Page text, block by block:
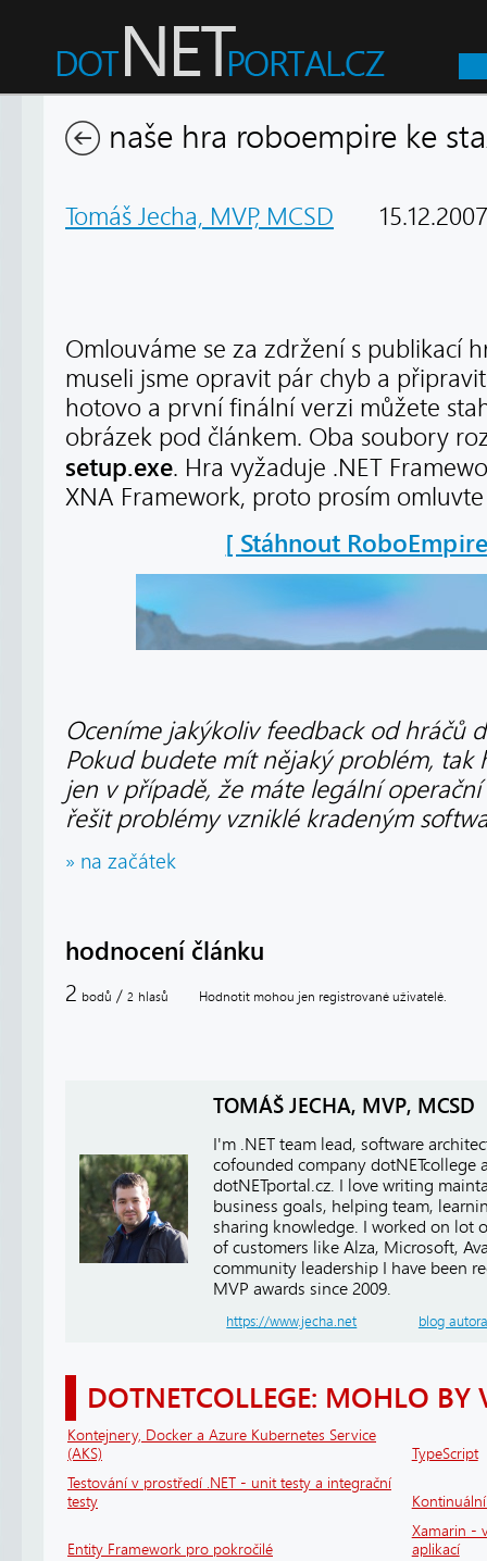
naše hra roboempire ke
Tomáš Jecha, MVP, MCSD 15.12.2007
Omlouváme se za zdržení s publikací
museli jsme opravit pár chyb a
hotovo a první finální verzi můžete
obrázek pod článkem. Oba soubory
setup.exe. Hra vyžaduje .NET
XNA Framework, proto prosím
[ Stáhnout
Oceníme jakýkoliv feedback od hráčů
Pokud budete mít nějaký problém, tak
jen v případě, že máte legální
řešit problémy vzniklé kradeným
» na začátek
hodnocení článku
2 bodů / 2 hlasů Hodnotit mohou jen registrované uživatelé.
TOMÁŠ JECHA, MVP, MCSD
I'm .NET team lead, software
cofounded company
dotNETportal.cz. I love writing
business goals, helping team,
sharing knowledge. I worked on lot
of customers like Alza, Microsoft,
community leadership I have been
MVP awards since 2009.
https://www.jecha.net blog autora
DOTNETCOLLEGE: MOHLO BY
Kontejnery, Docker a Azure Kubernetes Service
(AKS)
TypeScript
Testování v prostředí .NET - unit testy a integrační
testy
Entity Framework pro pokročilé
Xamarin -
aplikací